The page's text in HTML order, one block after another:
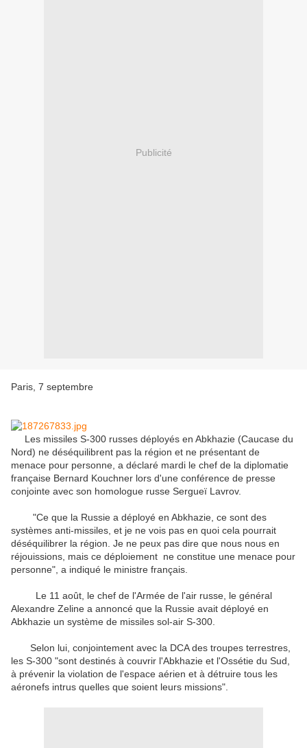
Publicité
Paris, 7 septembre
Les missiles S-300 russes déployés en Abkhazie (Caucase du
Nord) ne déséquilibrent pas la région et ne présentant de
menace pour personne, a déclaré mardi le chef de la diplomatie
française Bernard Kouchner lors d'une conférence de presse
conjointe avec son homologue russe Sergueï Lavrov.
"Ce que la Russie a déployé en Abkhazie, ce sont des
systèmes anti-missiles, et je ne vois pas en quoi cela pourrait
déséquilibrer la région. Je ne peux pas dire que nous nous en
réjouissions, mais ce déploiement ne constitue une menace pour
personne", a indiqué le ministre français.
Le 11 août, le chef de l'Armée de l'air russe, le général
Alexandre Zeline a annoncé que la Russie avait déployé en
Abkhazie un système de missiles sol-air S-300.
Selon lui, conjointement avec la DCA des troupes terrestres,
les S-300 "sont destinés à couvrir l'Abkhazie et l'Ossétie du Sud,
à prévenir la violation de l'espace aérien et à détruire tous les
aéronefs intrus quelles que soient leurs missions".